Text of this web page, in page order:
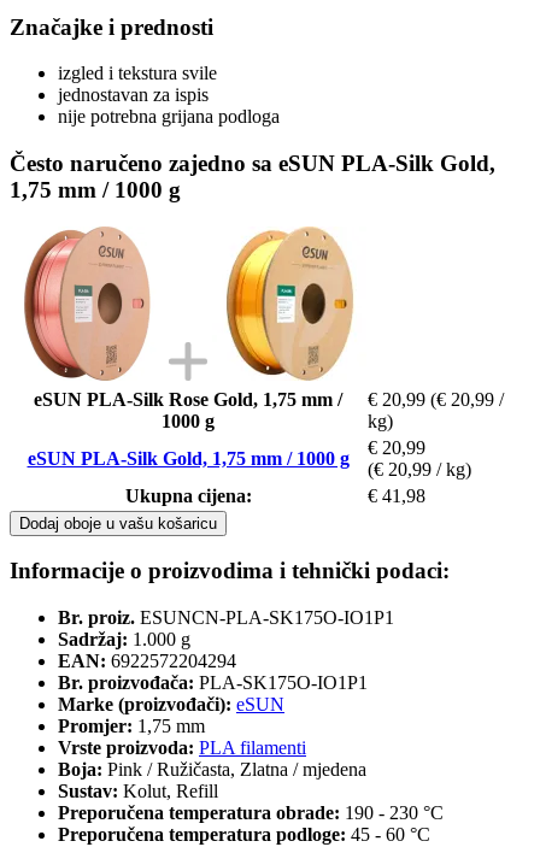
Značajke i prednosti
izgled i tekstura svile
jednostavan za ispis
nije potrebna grijana podloga
Često naručeno zajedno sa eSUN PLA-Silk Gold,
1,75 mm / 1000 g
eSUN PLA-Silk Rose Gold, 1,75 mm /
1000 g
€ 20,99 (€ 20,99 /
kg)
eSUN PLA-Silk Gold, 1,75 mm / 1000 g
€ 20,99
(€ 20,99 / kg)
Ukupna cijena:
€ 41,98
Dodaj oboje u vašu košaricu
Informacije o proizvodima i tehnički podaci:
Br. proiz. ESUNCN-PLA-SK175O-IO1P1
Sadržaj: 1.000 g
EAN: 6922572204294
Br. proizvođača: PLA-SK175O-IO1P1
Marke (proizvođači): eSUN
Promjer: 1,75 mm
Vrste proizvoda: PLA filamenti
Boja: Pink / Ružičasta, Zlatna / mjedena
Sustav: Kolut, Refill
Preporučena temperatura obrade: 190 - 230 °C
Preporučena temperatura podloge: 45 - 60 °C